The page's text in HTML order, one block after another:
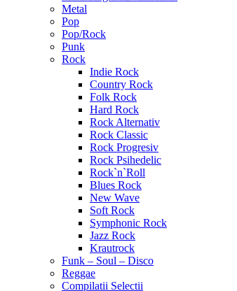
Metal
Pop
Pop/Rock
Punk
Rock
Indie Rock
Country Rock
Folk Rock
Hard Rock
Rock Alternativ
Rock Classic
Rock Progresiv
Rock Psihedelic
Rock`n`Roll
Blues Rock
New Wave
Soft Rock
Symphonic Rock
Jazz Rock
Krautrock
Funk – Soul – Disco
Reggae
Compilatii Selectii